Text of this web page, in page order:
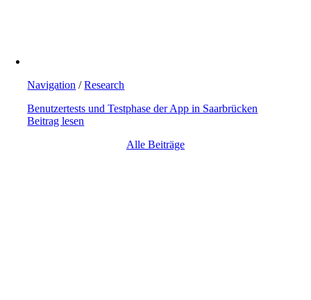
Navigation /Research
Benutzertests und Testphase der App in Saarbrücken
Beitrag lesen
Alle Beiträge